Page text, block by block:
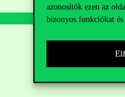
azonosítók ezen az
bizonyos funkciókat és